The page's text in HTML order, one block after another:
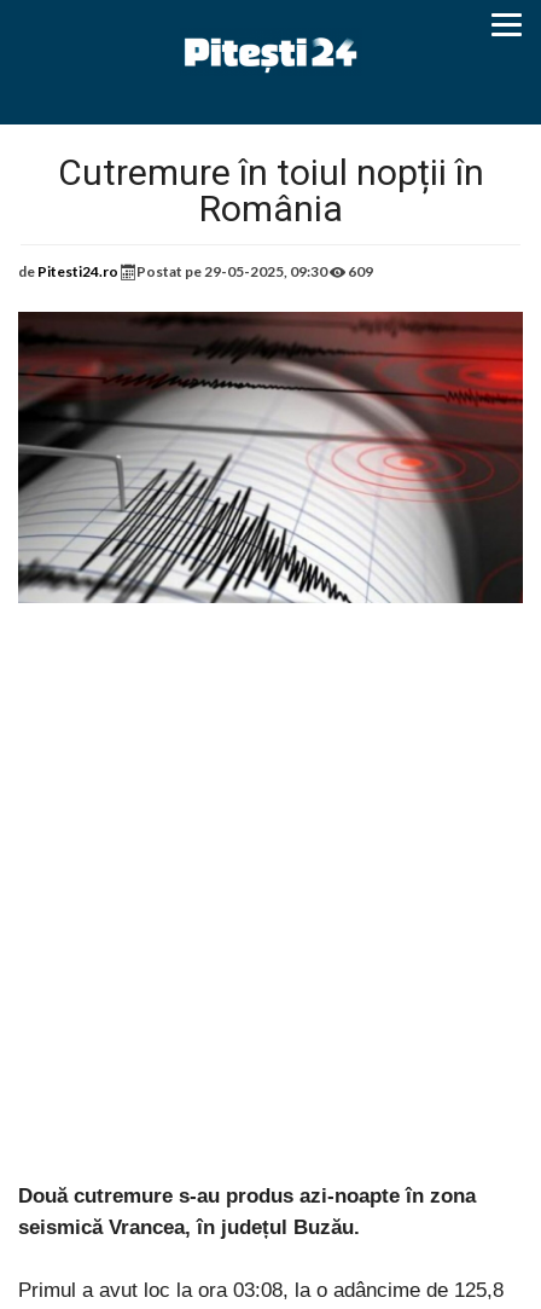
Cutremure în toiul nopții în
România
de Pitesti24.ro Postat pe29-05-2025, 09:30 609
Două cutremure s-au produs azi-noapte în zona
seismică Vrancea, în județul Buzău.
Primul a avut loc la ora 03:08, la o adâncime de 125,8